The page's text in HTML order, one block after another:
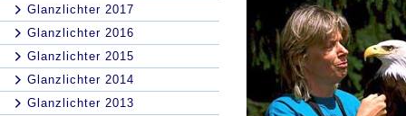
Glanzlichter 2017
Glanzlichter 2016
Glanzlichter 2015
Glanzlichter 2014
Glanzlichter 2013